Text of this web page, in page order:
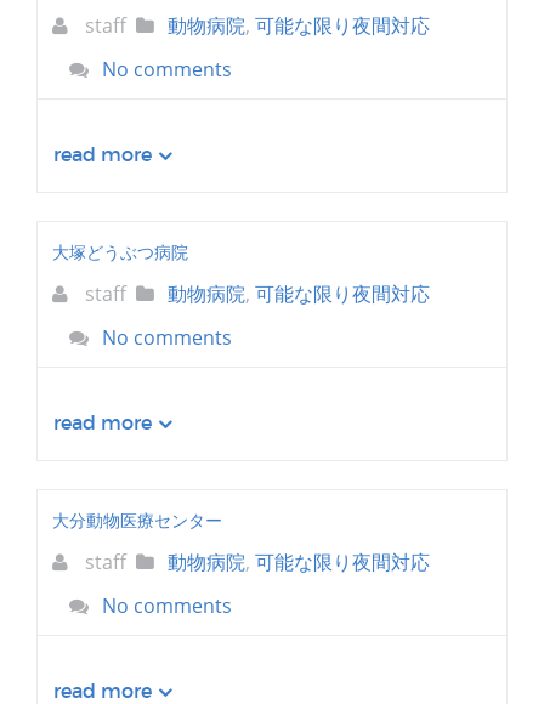
staff 動物病院, 可能な限り夜間対応
No comments
read more
大塚どうぶつ病院
staff 動物病院, 可能な限り夜間対応
No comments
read more
大分動物医療センター
staff 動物病院, 可能な限り夜間対応
No comments
read more